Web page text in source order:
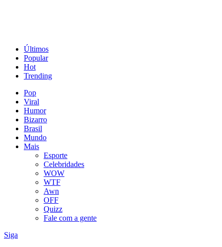
Últimos
Popular
Hot
Trending
Pop
Viral
Humor
Bizarro
Brasil
Mundo
Mais
Esporte
Celebridades
WOW
WTF
Awn
OFF
Quizz
Fale com a gente
Siga